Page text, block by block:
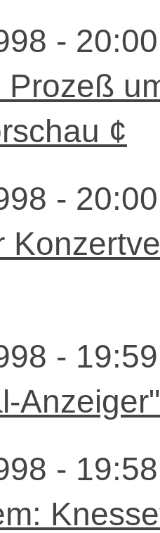
-
Prozeß
¢
-
-
-